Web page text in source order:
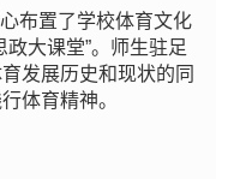
布置了学校体育文化
大课堂”。师生驻足
发展历史和现状的同
体育精神。